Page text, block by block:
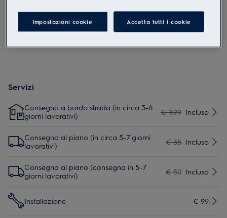
manuale d'uso completo.
Servizi
Consegna a bordo strada (in circa 3-6
giorni lavorativi)
€ 9,99 Incluso
Consegna al piano (in circa 5-7 giorni
lavorativi)
€ 35 Incluso
Consegna al piano (consegna in 5-7
giorni lavorativi)
€ 50 Incluso
Installazione € 99
Impostazioni cookie Accetta tutti i cookie